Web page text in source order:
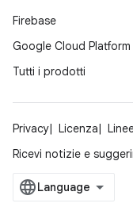
Firebase
Google Cloud Platform
Tutti i prodotti
Privacy Licenza
Ricevi notizie e